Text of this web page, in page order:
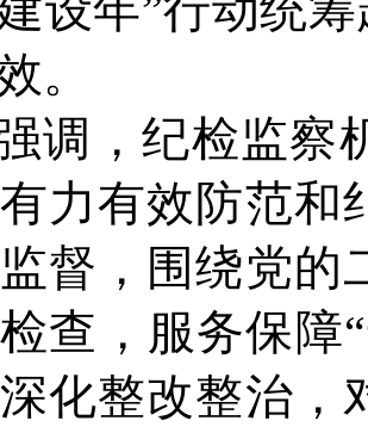
。
调，纪检监察
力有效防范和
督，围绕党的
查，服务保障
化整改整治，